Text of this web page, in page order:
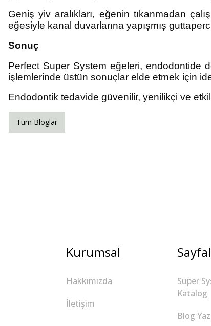
Geniş yiv aralıkları, eğenin tıkanmadan
eğesiyle kanal duvarlarına yapışmış
Sonuç
Perfect Super System eğeleri, endodontide
işlemlerinde üstün sonuçlar elde etmek için
Endodontik tedavide güvenilir, yenilikçi ve
Tüm Bloglar
Kurumsal
Hakkımızda
İletişim
Super
Katalog
Blog